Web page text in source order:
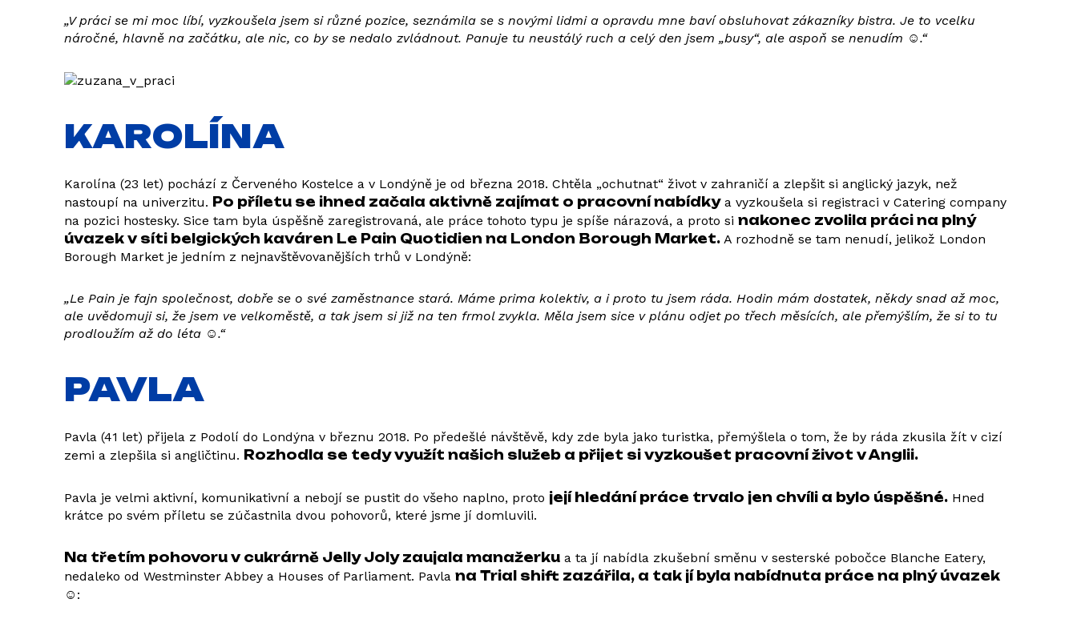
„V práci se mi moc líbí, vyzkoušela jsem si různé pozice, seznámila se s novými lidmi a opravdu mne baví obsluhovat zákazníky bistra. Je to vcelku
náročné, hlavně na začátku, ale nic, co by se nedalo zvládnout. Panuje tu neustálý ruch a celý den jsem „busy“, ale aspoň se nenudím ☺.“
KAROLÍNA
Karolína (23 let) pochází z Červeného Kostelce a v Londýně je od března 2018. Chtěla „ochutnat“ život v zahraničí a zlepšit si anglický jazyk, než
nastoupí na univerzitu. Po příletu se ihned začala aktivně zajímat o pracovní nabídkya vyzkoušela si registraci v Catering company
na pozici hostesky. Sice tam byla úspěšně zaregistrovaná, ale práce tohoto typu je spíše nárazová, a proto si nakonec zvolila práci na plný
úvazek v síti belgických kaváren Le Pain Quotidien na London Borough Market. A rozhodně se tam nenudí, jelikož London
Borough Market je jedním z nejnavštěvovanějších trhů v Londýně:
„Le Pain je fajn společnost, dobře se o své zaměstnance stará. Máme prima kolektiv, a i proto tu jsem ráda. Hodin mám dostatek, někdy snad až moc,
ale uvědomuji si, že jsem ve velkoměstě, a tak jsem si již na ten frmol zvykla. Měla jsem sice v plánu odjet po třech měsících, ale přemýšlím, že si to tu
prodloužím až do léta ☺.“
PAVLA
Pavla (41 let) přijela z Podolí do Londýna v březnu 2018. Po předešlé návštěvě, kdy zde byla jako turistka, přemýšlela o tom, že by ráda zkusila žít v cizí
zemi a zlepšila si angličtinu. Rozhodla se tedy využít našich služeb a přijet si vyzkoušet pracovní život v Anglii.
Pavla je velmi aktivní, komunikativní a nebojí se pustit do všeho naplno, proto její hledání práce trvalo jen chvíli a bylo úspěšné. Hned
krátce po svém příletu se zúčastnila dvou pohovorů, které jsme jí domluvili.
Na třetím pohovoru v cukrárně Jelly Joly zaujala manažerku a ta jí nabídla zkušební směnu v sesterské pobočce Blanche Eatery,
nedaleko od Westminster Abbey a Houses of Parliament. Pavla na Trial shift zazářila, a tak jí byla nabídnuta práce na plný úvazek
☺ :